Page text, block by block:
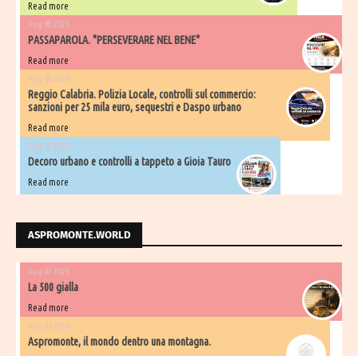
Read more
Aug 08 2026
PASSAPAROLA. "PERSEVERARE NEL BENE"
Read more
Aug 08 2026
Reggio Calabria. Polizia Locale, controlli sul commercio:
sanzioni per 25 mila euro, sequestri e Daspo urbano
Read more
Aug 08 2026
Decoro urbano e controlli a tappeto a Gioia Tauro
Read more
ASPROMONTE.WORLD
Aug 07 2026
La 500 gialla
Read more
Aug 06 2026
Aspromonte, il mondo dentro una montagna.